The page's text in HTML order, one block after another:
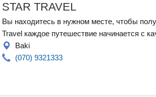
STAR TRAVEL
Вы находитесь в нужном месте, чтобы
Travel каждое путешествие начинается с
Baki
(070) 9321333